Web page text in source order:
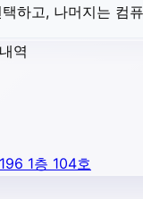
하고, 나머지는 컴
역
1층 104호